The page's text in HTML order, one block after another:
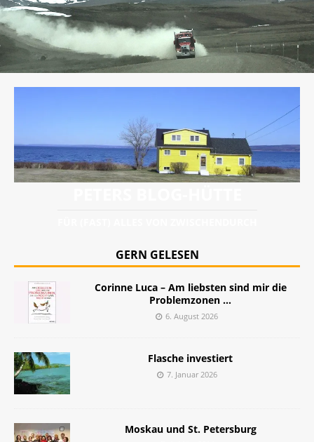
GERN GELESEN
Corinne Luca – Am liebsten sind mir die
Problemzonen …
6. August 2026
Flasche investiert
7. Januar 2026
Moskau und St. Petersburg